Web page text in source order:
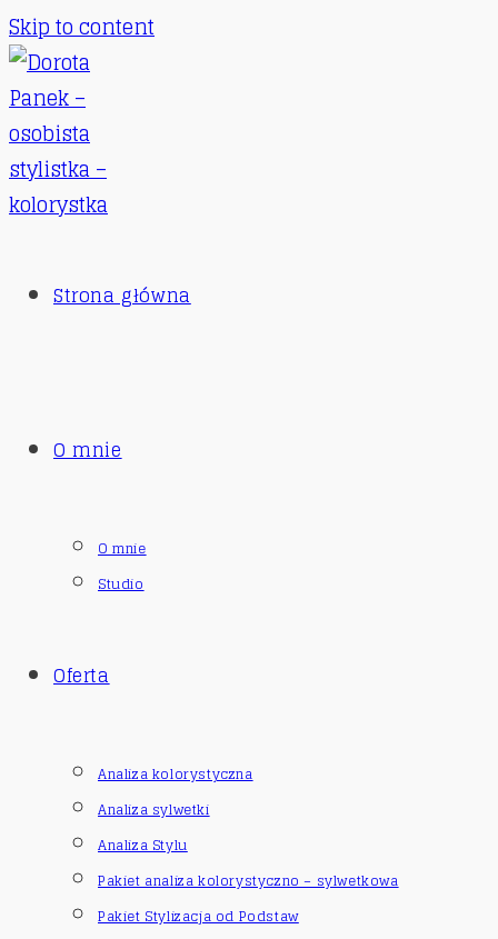
Skip to content
Strona główna
O mnie
O mnie
Studio
Oferta
Analiza kolorystyczna
Analiza sylwetki
Analiza Stylu
Pakiet analiza kolorystyczno – sylwetkowa
Pakiet Stylizacja od Podstaw